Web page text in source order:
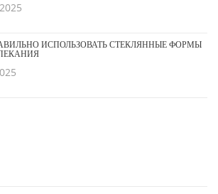
ИСПОЛЬЗОВАТЬ СТЕКЛЯННЫЕ ФОРМЫ